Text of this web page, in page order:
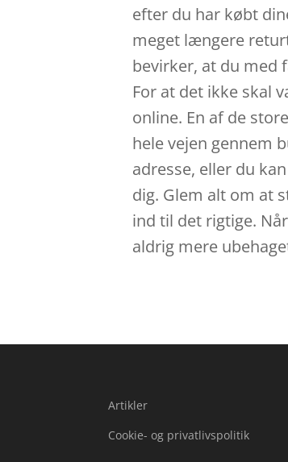
efter du har købt
meget længere
bevirker, at du med
For at det ikke skal
online. En af de
hele vejen gennem
adresse, eller du
dig. Glem alt om at
ind til det rigtige.
aldrig mere
Artikler
Cookie- og privatlivspolitik